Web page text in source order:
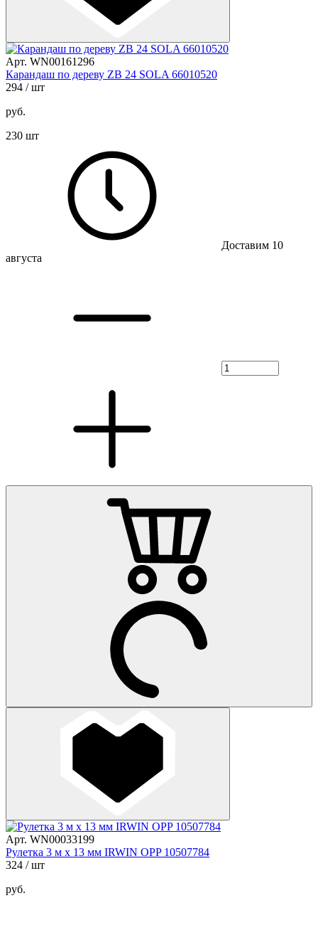
Арт. WN00161296
Карандаш по дереву ZB 24 SOLA 66010520
294 / шт
руб.
230 шт
Доставим 10
августа
Арт. WN00033199
Рулетка 3 м х 13 мм IRWIN OPP 10507784
324 / шт
руб.